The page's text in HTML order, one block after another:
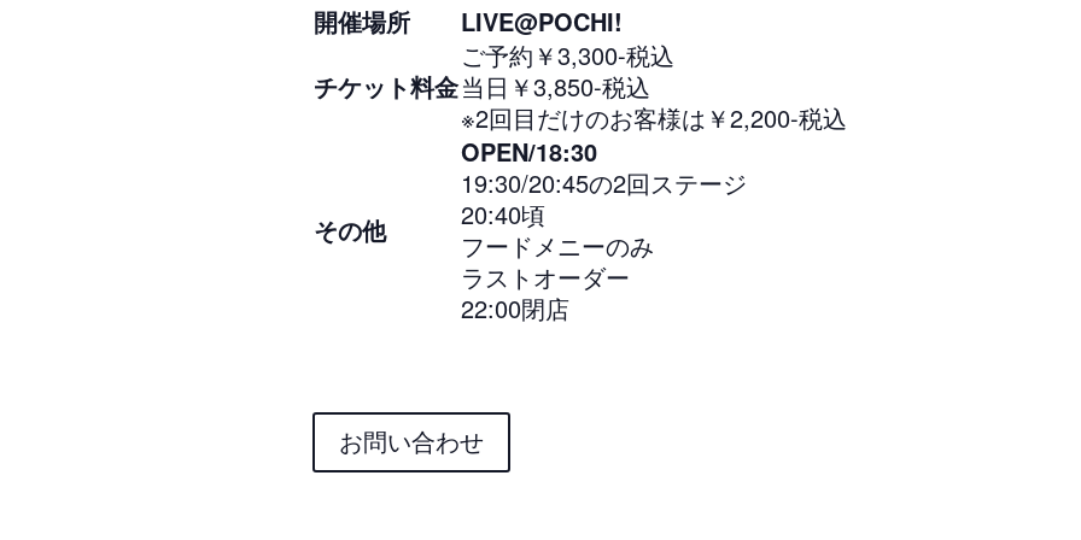
開催場所
LIVE@POCHI!
チケット料金
ご予約￥3,300-税込
当日￥3,850-税込
※2回目だけのお客様は￥2,200-税込
その他
OPEN/18:30
19:30/20:45の2回ステージ
20:40頃
フードメニーのみ
ラストオーダー
22:00閉店
お問い合わせ